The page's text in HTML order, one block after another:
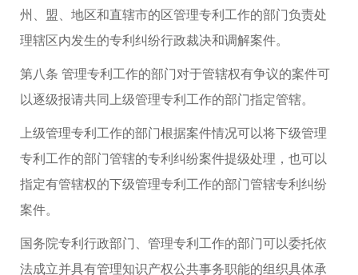
州、盟、地区和直辖市的区管理专利工作的部门负责处
理辖区内发生的专利纠纷行政裁决和调解案件。
第八条 管理专利工作的部门对于管辖权有争议的案件可
以逐级报请共同上级管理专利工作的部门指定管辖。
上级管理专利工作的部门根据案件情况可以将下级管理
专利工作的部门管辖的专利纠纷案件提级处理，也可以
指定有管辖权的下级管理专利工作的部门管辖专利纠纷
案件。
国务院专利行政部门、管理专利工作的部门可以委托依
法成立并具有管理知识产权公共事务职能的组织具体承